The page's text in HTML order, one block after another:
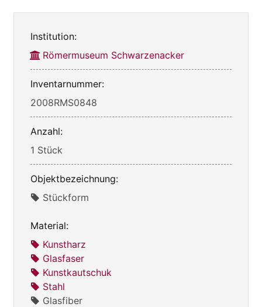
Institution:
Römermuseum Schwarzenacker
Inventarnummer:
2008RMS0848
Anzahl:
1 Stück
Objektbezeichnung:
Stückform
Material:
Kunstharz
Glasfaser
Kunstkautschuk
Stahl
Glasfiber